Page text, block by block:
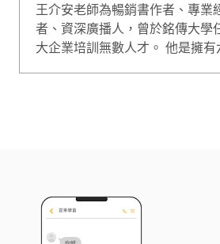
王介安老師為暢銷書作者、專業
者、資深廣播人，曾於銘傳大學
大企業培訓無數人才。 他是擁有六本商業暢銷書籍
500大企業CEO的專屬口語教練
藝明星的老師。除了在世界各地
出現在不同的媒體報導中。